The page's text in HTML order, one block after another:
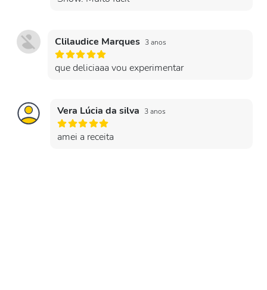
Clilaudice Marques 3 anos
que deliciaaa vou experimentar
Vera Lúcia da silva 3 anos
amei a receita